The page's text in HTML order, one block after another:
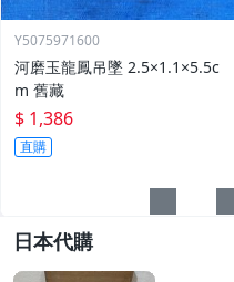
Y5075971600
河磨玉龍鳳吊墜 2.5×1.1×5.5c
m 舊藏
$ 1,386
直購
日本代購